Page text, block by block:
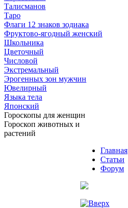
Талисманов
Таро
Флаги 12 знаков зодиака
Фруктово-ягодный женский
Школьника
Цветочный
Числовой
Экстремальный
Эрогенных зон мужчин
Ювелирный
Языка тела
Японский
Гороскопы для женщин
Гороскоп животных и
растений
Главная
Статьи
Форум